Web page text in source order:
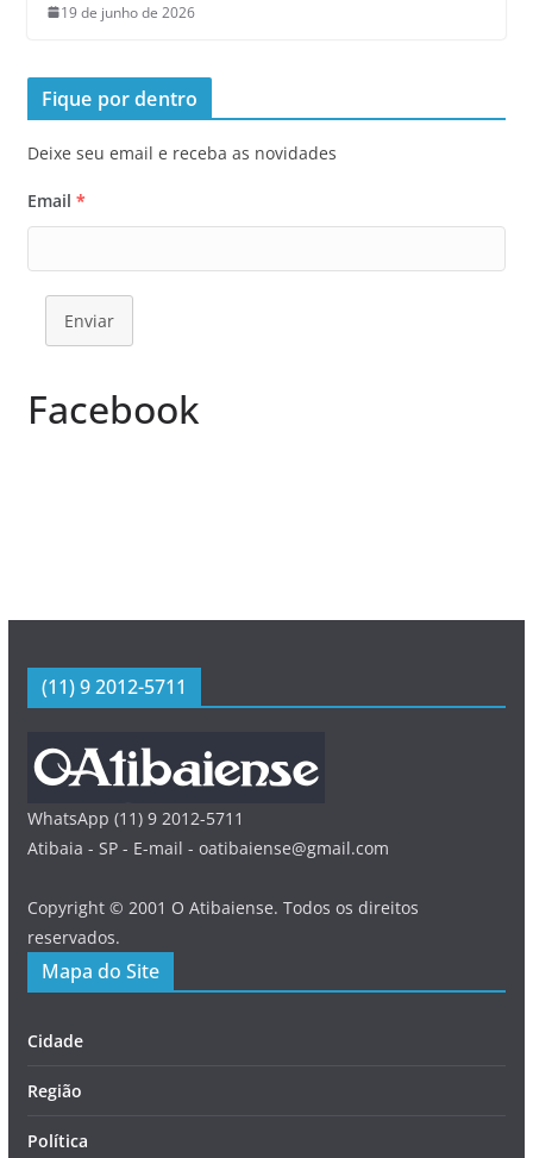
19 de junho de 2026
Fique por dentro
Deixe seu email e receba as novidades
Email *
Enviar
Facebook
(11) 9 2012-5711
WhatsApp (11) 9 2012-5711
Atibaia - SP - E-mail - oatibaiense@gmail.com
Copyright © 2001 O Atibaiense. Todos os direitos
reservados.
Mapa do Site
Cidade
Região
Política